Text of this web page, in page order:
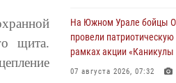
щита.
На Южном Урале бойцы
провели
рамках акции «Каникулы
07 августа 2026, 07:32